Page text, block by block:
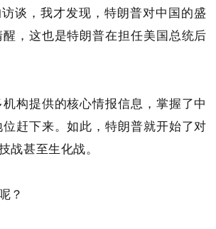
谈，我才发现，特朗普对中国的盛
，这也是特朗普在担任美国总统后
构提供的核心情报信息，掌握了中
赶下来。如此，特朗普就开始了对
战甚至生化战。
？